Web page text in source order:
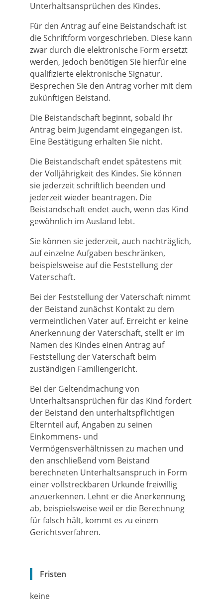
Unterhaltsansprüchen des Kindes.
Für den Antrag auf eine Beistandschaft ist
die Schriftform vorgeschrieben. Diese kann
zwar durch die elektronische Form ersetzt
werden, jedoch benötigen Sie hierfür eine
qualifizierte elektronische Signatur.
Besprechen Sie den Antrag vorher mit dem
zukünftigen Beistand.
Die Beistandschaft beginnt, sobald Ihr
Antrag beim Jugendamt eingegangen ist.
Eine Bestätigung erhalten Sie nicht.
Die Beistandschaft endet spätestens mit
der Volljährigkeit des Kindes. Sie können
sie jederzeit schriftlich beenden und
jederzeit wieder beantragen. Die
Beistandschaft endet auch, wenn das Kind
gewöhnlich im Ausland lebt.
Sie können sie jederzeit, auch nachträglich,
auf einzelne Aufgaben beschränken,
beispielsweise auf die Feststellung der
Vaterschaft.
Bei der Feststellung der Vaterschaft nimmt
der Beistand zunächst Kontakt zu dem
vermeintlichen Vater auf. Erreicht er keine
Anerkennung der Vaterschaft, stellt er im
Namen des Kindes einen Antrag auf
Feststellung der Vaterschaft beim
zuständigen Familiengericht.
Bei der Geltendmachung von
Unterhaltsansprüchen für das Kind fordert
der Beistand den unterhaltspflichtigen
Elternteil auf, Angaben zu seinen
Einkommens- und
Vermögensverhältnissen zu machen und
den anschließend vom Beistand
berechneten Unterhaltsanspruch in Form
einer vollstreckbaren Urkunde freiwillig
anzuerkennen. Lehnt er die Anerkennung
ab, beispielsweise weil er die Berechnung
für falsch hält, kommt es zu einem
Gerichtsverfahren.
Fristen
keine